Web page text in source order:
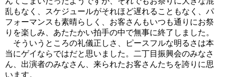
乱もなく、スケジュールがそれほど遅れることもなく、パ
フォーマンスも素晴らしく、お客さんもいつも通りにお祭
りを楽しみ、あたたかい拍手の中で無事に終了しました。
そういうところの礼儀正しさ、ピースフルな明るさは本
当にゲイならではだと思いました。二丁目振興会のみなさ
ん、出演者のみなさん、来られたお客さんたちを誇りに思
います。